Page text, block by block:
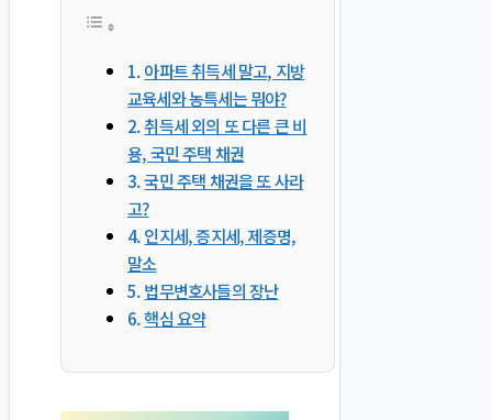
아파트 취득세 말고, 지방
교육세와 농특세는 뭐야?
취득세 외의 또 다른 큰 비
용, 국민 주택 채권
국민 주택 채권을 또 사라
고?
인지세, 증지세, 제증명,
말소
법무변호사들의 장난
핵심 요약